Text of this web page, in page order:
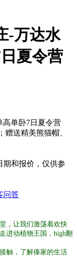
-万达水
夏令营
高单卧7日夏令营
赠送精美熊猫帽、
期和报价，仅供参
问答
，让我们激荡着欢快
进动植物王国，high翻
触，了解傣家的生活